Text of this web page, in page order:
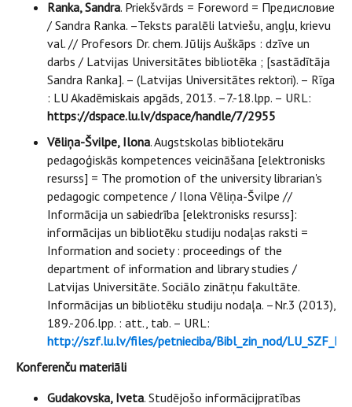
Ranka, Sandra. Priekšvārds = Foreword = Предисловие
/ Sandra Ranka. –Teksts paralēli latviešu, angļu, krievu
val. // Profesors Dr. chem. Jūlijs Auškāps : dzīve un
darbs / Latvijas Universitātes bibliotēka ; [sastādītāja
Sandra Ranka]. – (Latvijas Universitātes rektori). – Rīga
: LU Akadēmiskais apgāds, 2013. –7.-18.lpp. – URL:
https://dspace.lu.lv/dspace/handle/7/2955
Vēliņa-Švilpe, Ilona. Augstskolas bibliotekāru
pedagoģiskās kompetences veicināšana [elektronisks
resurss] = The promotion of the university librarian's
pedagogic competence / Ilona Vēliņa-Švilpe //
Informācija un sabiedrība [elektronisks resurss]:
informācijas un bibliotēku studiju nodaļas raksti =
Information and society : proceedings of the
department of information and library studies /
Latvijas Universitāte. Sociālo zinātņu fakultāte.
Informācijas un bibliotēku studiju nodaļa. –Nr.3 (2013),
189.-206.lpp. : att., tab. – URL:
http://szf.lu.lv/files/petnieciba/Bibl_zin_nod/
Konferenču materiāli
Gudakovska, Iveta. Studējošo informācijpratības